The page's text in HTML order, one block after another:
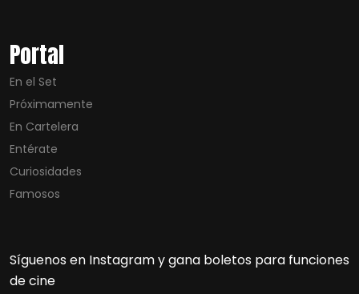
Portal
En el Set
Próximamente
En Cartelera
Entérate
Curiosidades
Famosos
Síguenos en Instagram y gana boletos para funciones
de cine